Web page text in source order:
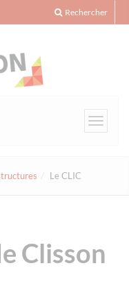
Rechercher
Toggle
Le CLIC
Clisson